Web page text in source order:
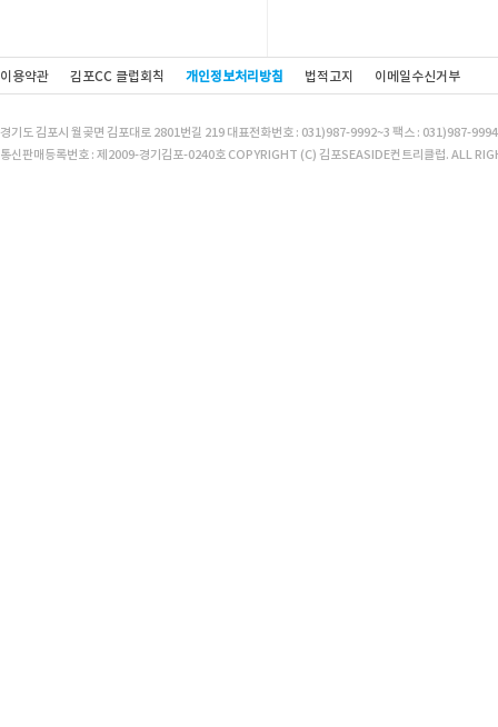
이용약관 김포CC 클럽회칙 개인정보처리방침 법적고지 이메일수신거부
경기도 김포시 월곶면 김포대로 2801번길 219 대표전화번호 : 031)987-9992~3 팩스 : 031)987-
통신판매등록번호 : 제2009-경기김포-0240호 COPYRIGHT (C) 김포SEASIDE컨트리클럽. ALL